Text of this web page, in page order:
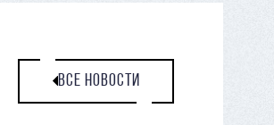
ВСЕ НОВОСТИ